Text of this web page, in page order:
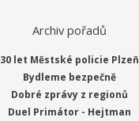
Archiv pořadů
30 let Městské policie Plzeň
Bydleme bezpečně
Dobré zprávy z regionů
Duel Primátor - Hejtman